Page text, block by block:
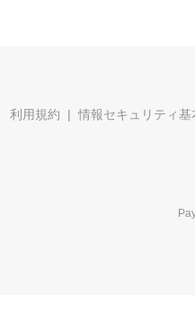
利用規約 情報セキュリティ基